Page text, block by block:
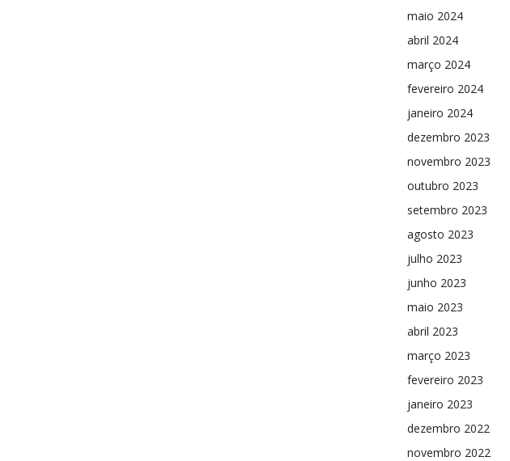
maio 2024
abril 2024
março 2024
fevereiro 2024
janeiro 2024
dezembro 2023
novembro 2023
outubro 2023
setembro 2023
agosto 2023
julho 2023
junho 2023
maio 2023
abril 2023
março 2023
fevereiro 2023
janeiro 2023
dezembro 2022
novembro 2022